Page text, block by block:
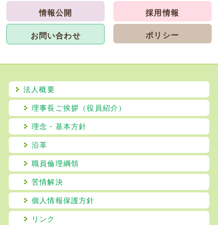
情報公開 採用情報
お問い合わせ ポリシー
法人概要
理事長ご挨拶（役員紹介）
理念・基本方針
沿革
職員倫理綱領
苦情解決
個人情報保護方針
リンク